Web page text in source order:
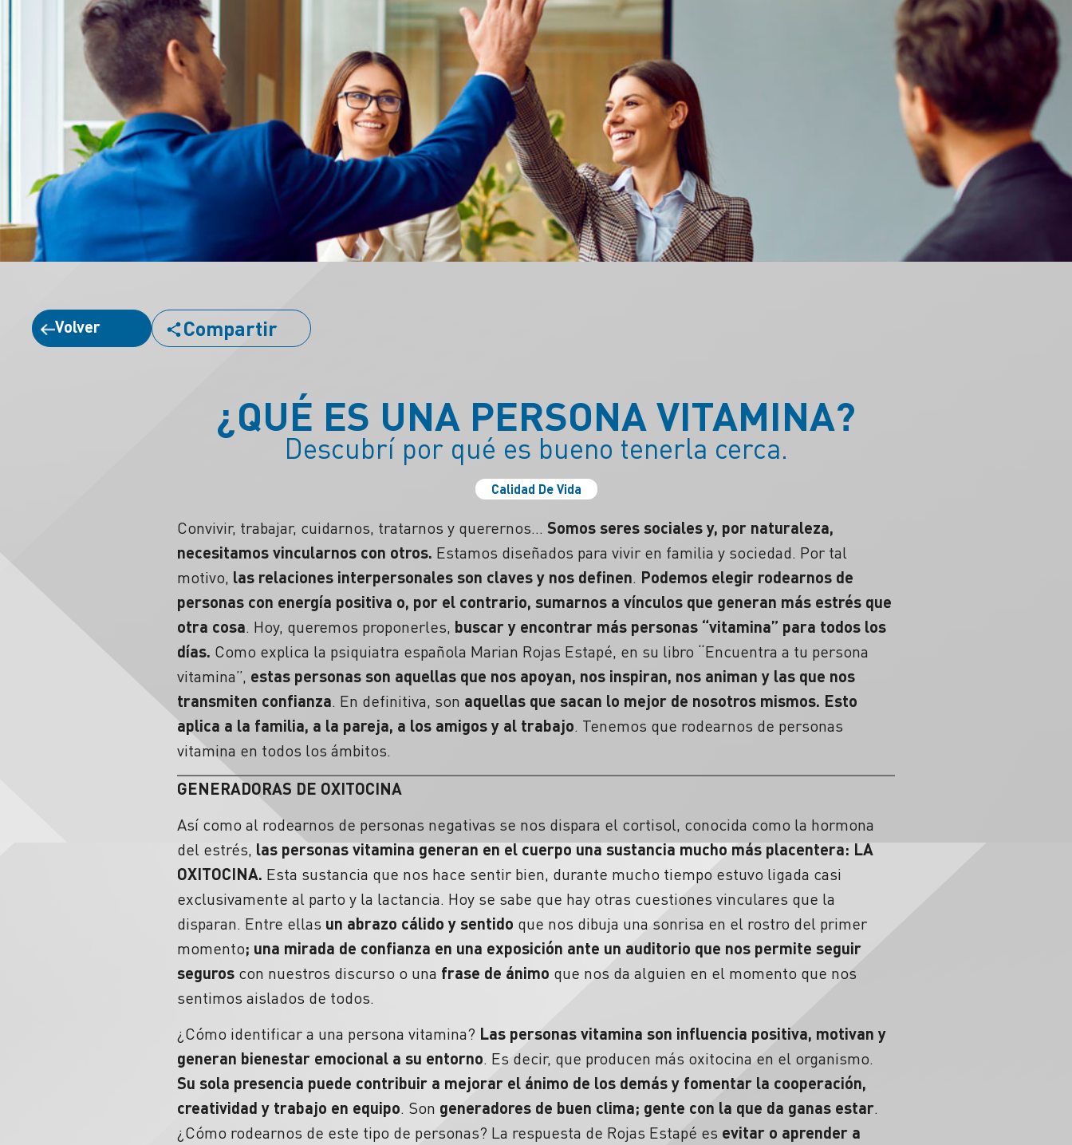
Volver Compartir
¿QUÉ ES UNA PERSONA VITAMINA?
Descubrí por qué es bueno tenerla cerca.
Calidad De Vida
Convivir, trabajar, cuidarnos, tratarnos y querernos… Somos seres sociales y, por naturaleza,
necesitamos vincularnos con otros. Estamos diseñados para vivir en familia y sociedad. Por tal
motivo, las relaciones interpersonales son claves y nos definen. Podemos elegir rodearnos de
personas con energía positiva o, por el contrario, sumarnos a vínculos que generan más estrés que
otra cosa. Hoy, queremos proponerles, buscar y encontrar más personas “vitamina” para todos los
días. Como explica la psiquiatra española Marian Rojas Estapé, en su libro “Encuentra a tu persona
vitamina”, estas personas son aquellas que nos apoyan, nos inspiran, nos animan y las que nos
transmiten confianza. En definitiva, son aquellas que sacan lo mejor de nosotros mismos. Esto
aplica a la familia, a la pareja, a los amigos y al trabajo. Tenemos que rodearnos de personas
vitamina en todos los ámbitos.
GENERADORAS DE OXITOCINA
Así como al rodearnos de personas negativas se nos dispara el cortisol, conocida como la hormona
del estrés, las personas vitamina generan en el cuerpo una sustancia mucho más placentera: LA
OXITOCINA. Esta sustancia que nos hace sentir bien, durante mucho tiempo estuvo ligada casi
exclusivamente al parto y la lactancia. Hoy se sabe que hay otras cuestiones vinculares que la
disparan. Entre ellas un abrazo cálido y sentido que nos dibuja una sonrisa en el rostro del primer
momento; una mirada de confianza en una exposición ante un auditorio que nos permite seguir
seguros con nuestros discurso o una frase de ánimo que nos da alguien en el momento que nos
sentimos aislados de todos.
¿Cómo identificar a una persona vitamina? Las personas vitamina son influencia positiva, motivan y
generan bienestar emocional a su entorno. Es decir, que producen más oxitocina en el organismo.
Su sola presencia puede contribuir a mejorar el ánimo de los demás y fomentar la cooperación,
creatividad y trabajo en equipo. Son generadores de buen clima; gente con la que da ganas estar.
¿Cómo rodearnos de este tipo de personas? La respuesta de Rojas Estapé es evitar o aprender a